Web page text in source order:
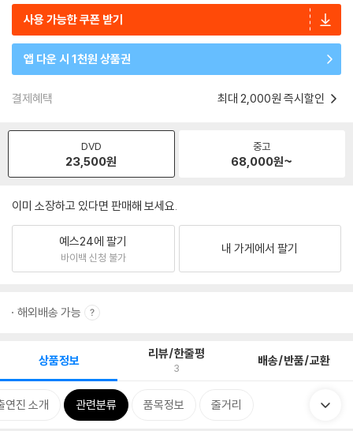
사용 가능한 쿠폰 받기
앱 다운 시 1천원 상품권
결제혜택 최대 2,000원 즉시할인
DVD
23,500원
중고
68,000원~
이미 소장하고 있다면 판매해 보세요.
예스24에 팔기
바이백 신청 불가
내 가게에서 팔기
해외배송 가능
상품정보 리뷰/한줄평
3 배송/반품/교환
연진 소개 관련분류 품목정보 줄거리